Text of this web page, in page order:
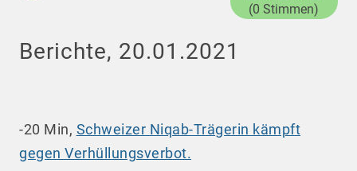
(0 Stimmen)
Berichte, 20.01.2021
-20 Min, Schweizer Niqab-Trägerin kämpft
gegen Verhüllungsverbot.